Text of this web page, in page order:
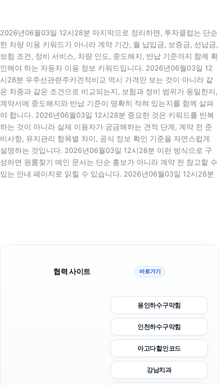
2026년06월03일 12시28분 마지막으로 정리하면, 투자클럽는 단순
한 차량 이용 키워드가 아니라 계약 기간, 월 납입금, 보증금, 선납금,
보험 조건, 정비 서비스, 차량 인도, 중도해지, 반납 기준까지 함께 확
인해야 하는 자동차 이용 정보 키워드입니다. 2026년06월03일 12
시28분 우주선관련주카견적비교 역시 가격만 보는 것이 아니라 같
은 차종과 같은 조건으로 비교되는지, 보험과 정비 범위가 동일한지,
계약서에 중도해지와 반납 기준이 명확히 적혀 있는지를 함께 살펴
야 합니다. 2026년06월03일 12시28분 중요한 것은 키워드를 반복
하는 것이 아니라 실제 이용자가 궁금해하는 견적 단계, 계약 전 준
비사항, 유지관리 항목별 차이, 공식 정보 확인 기준을 자연스럽게
설명하는 것입니다. 2026년06월03일 12시28분 이런 방식으로 구
성하면 원룸찾기 메인 문서는 단순 홍보가 아니라 계약 전 참고할 수
있는 안내 페이지로 읽힐 수 있습니다. 2026년06월03일 12시28분
협력 사이트 바로가기
용인하수구막힘
인천하수구막힘
아고다할인코드
강남치과